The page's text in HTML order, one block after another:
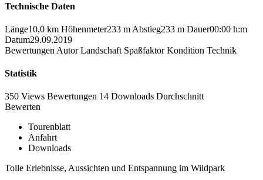
Technische Daten
Länge10,0 km Höhenmeter233 m Abstieg233 m Dauer00:00 h:m
Datum29.09.2019
Bewertungen Autor Landschaft Spaßfaktor Kondition Technik
Statistik
350 Views Bewertungen 14 Downloads Durchschnitt
Bewerten
Tourenblatt
Anfahrt
Downloads
Tolle Erlebnisse, Aussichten und Entspannung im Wildpark